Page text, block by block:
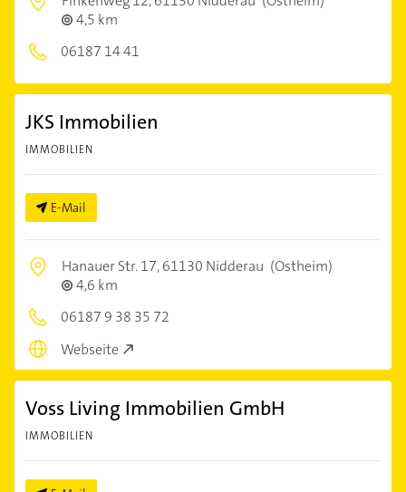
4,5 km
06187 14 41
JKS Immobilien
IMMOBILIEN
E-Mail
Hanauer Str. 17,61130 Nidderau (Ostheim)
4,6 km
06187 9 38 35 72
Webseite
Voss Living Immobilien GmbH
IMMOBILIEN